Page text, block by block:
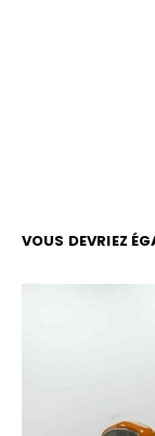
VOUS DEVRIEZ